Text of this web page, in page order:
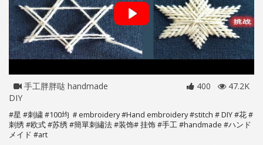
手工胖胖哒 handmade
DIY
400 47.2K
#星 #刺繍 #100均 ＃embroidery #Hand embroidery #stitch # DIY #花 #
刺绣 #欧式 #苏绣 #簡單刺繡法 #装饰# 挂饰 #手工 #handmade #ハンド
メイド #art